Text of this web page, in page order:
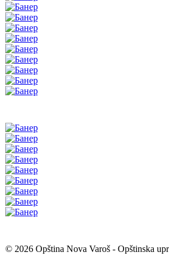
© 2026 Opština Nova Varoš - Opštinska